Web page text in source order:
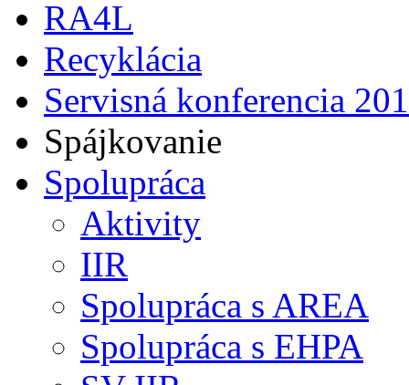
RA4L
Recyklácia
Servisná konferencia
Spájkovanie
Spolupráca
Aktivity
IIR
Spolupráca s AREA
Spolupráca s EHPA